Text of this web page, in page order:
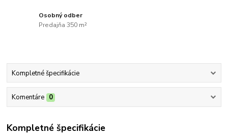
Osobný odber
Predajňa 350 m²
Kompletné špecifikácie
Komentáre 0
Kompletné špecifikácie